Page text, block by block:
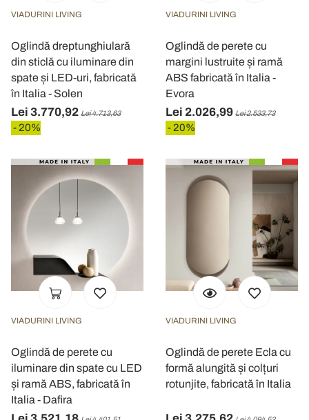
VIADURINI LIVING
Oglindă dreptunghiulară
din sticlă cu iluminare din
spate și LED-uri, fabricată
în Italia - Solen
Lei 3.770,92 Lei 4.713,63
- 20%
VIADURINI LIVING
Oglindă de perete cu
margini lustruite și ramă
ABS fabricată în Italia -
Evora
Lei 2.026,99 Lei 2.533,73
- 20%
VIADURINI LIVING
Oglindă de perete cu
iluminare din spate cu LED
și ramă ABS, fabricată în
Italia - Dafira
VIADURINI LIVING
Oglindă de perete Ecla cu
formă alungită și colțuri
rotunjite, fabricată în Italia